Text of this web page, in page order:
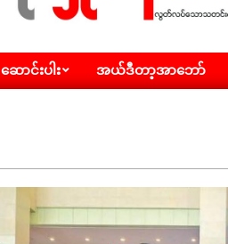
ဆောင်းပါး အယ်ဒီတာ့အာဘော်